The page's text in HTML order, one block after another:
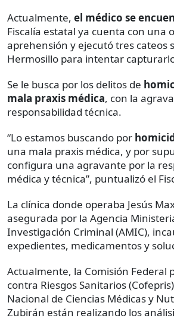
Actualmente, el médico se
Fiscalía estatal ya cuenta con una
aprehensión y ejecutó tres cateos
Hermosillo para intentar
Se le busca por los delitos de
mala praxis médica, con la
responsabilidad técnica.
“Lo estamos buscando por
una mala praxis médica, y por
configura una agravante por la
médica y técnica”, puntualizó el
La clínica donde operaba Jesús
asegurada por la Agencia
Investigación Criminal (AMIC),
expedientes, medicamentos y
Actualmente, la Comisión Federal
contra Riesgos Sanitarios
Nacional de Ciencias Médicas y
Zubirán están realizando los